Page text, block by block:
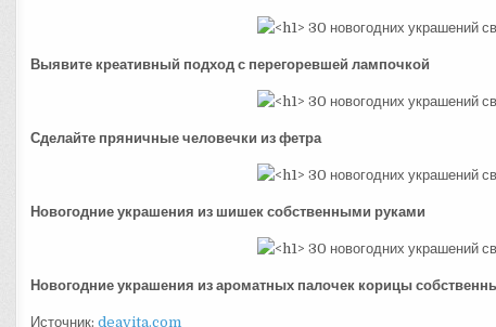
Выявите креативный подход с перегоревшей лампочкой
Сделайте пряничные человечки из фетра
Новогодние украшения из шишек собственными руками
Новогодние украшения из ароматных палочек корицы
Источник:deavita.com